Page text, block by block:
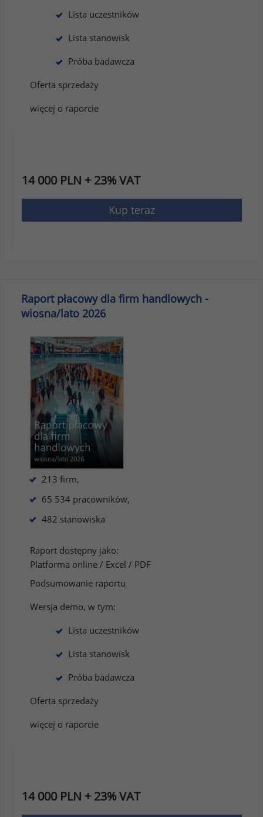
Lista uczestników
Lista stanowisk
Próba badawcza
Oferta sprzedaży
więcej o raporcie
14 000 PLN + 23% VAT
Kup teraz
Raport płacowy dla firm handlowych -
wiosna/lato 2026
213 firm,
65 534 pracowników,
482 stanowiska
Raport dostępny jako:
Platforma online / Excel / PDF
Podsumowanie raportu
Wersja demo, w tym:
Lista uczestników
Lista stanowisk
Próba badawcza
Oferta sprzedaży
więcej o raporcie
14 000 PLN + 23% VAT